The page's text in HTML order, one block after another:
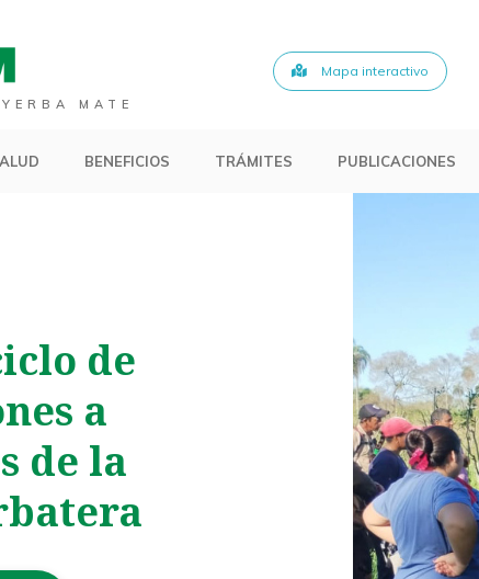
MATE
Mapa interactivo
BENEFICIOS TRÁMITES PUBLICACIONES
de
a
de la